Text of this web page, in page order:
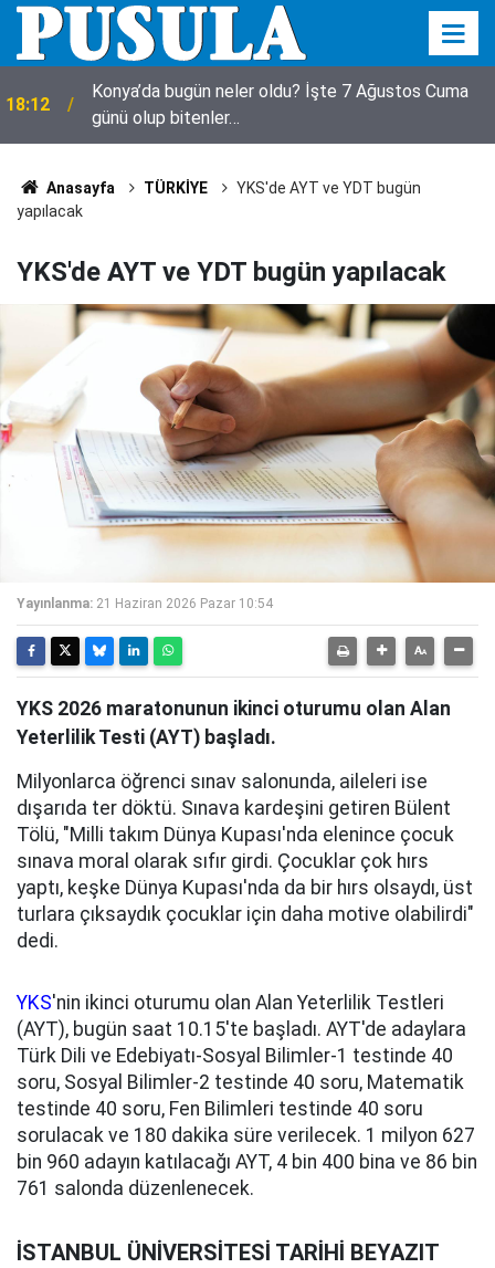
18:10 Herkes bezgin! Yıkılmadı, fuhuş oteli oldu
Anasayfa TÜRKİYE
YKS'de AYT ve YDT bugün
yapılacak
YKS'de AYT ve YDT bugün yapılacak
Yayınlanma: 21 Haziran 2026 Pazar 10:54
YKS 2026 maratonunun ikinci oturumu olan Alan
Yeterlilik Testi (AYT) başladı.
Milyonlarca öğrenci sınav salonunda, aileleri ise
dışarıda ter döktü. Sınava kardeşini getiren Bülent
Tölü, "Milli takım Dünya Kupası'nda elenince çocuk
sınava moral olarak sıfır girdi. Çocuklar çok hırs
yaptı, keşke Dünya Kupası'nda da bir hırs olsaydı, üst
turlara çıksaydık çocuklar için daha motive olabilirdi"
dedi.
YKS'nin ikinci oturumu olan Alan Yeterlilik Testleri
(AYT), bugün saat 10.15'te başladı. AYT'de adaylara
Türk Dili ve Edebiyatı-Sosyal Bilimler-1 testinde 40
soru, Sosyal Bilimler-2 testinde 40 soru, Matematik
testinde 40 soru, Fen Bilimleri testinde 40 soru
sorulacak ve 180 dakika süre verilecek. 1 milyon 627
bin 960 adayın katılacağı AYT, 4 bin 400 bina ve 86 bin
761 salonda düzenlenecek.
İSTANBUL ÜNİVERSİTESİ TARİHİ BEYAZIT